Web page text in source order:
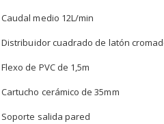
Caudal medio 12L/min
Distribuidor cuadrado de latón
Flexo de PVC de 1,5m
Cartucho cerámico de 35mm
Soporte salida pared